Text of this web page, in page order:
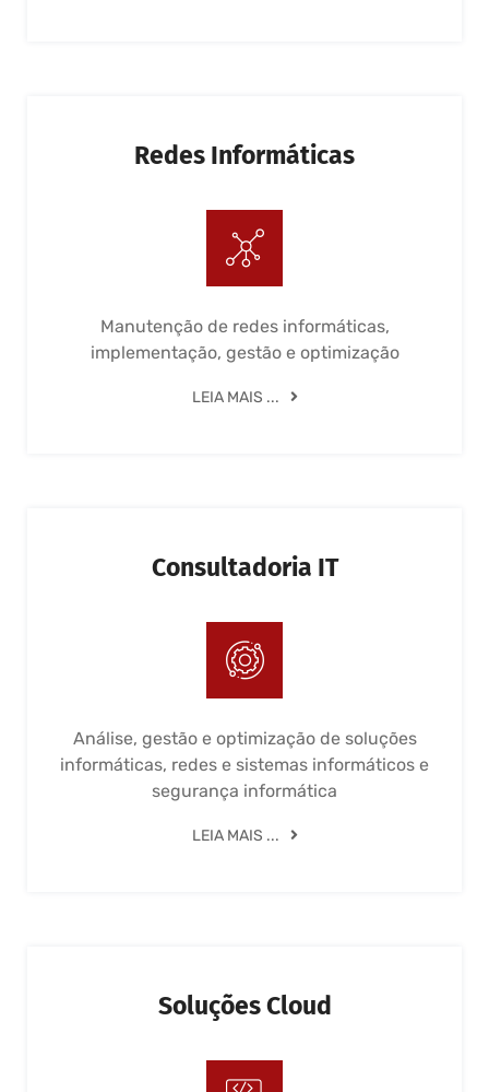
Redes Informáticas
Manutenção de redes informáticas,
implementação, gestão e optimização
LEIA MAIS ...
Consultadoria IT
Análise, gestão e optimização de soluções
informáticas, redes e sistemas informáticos e
segurança informática
LEIA MAIS ...
Soluções Cloud